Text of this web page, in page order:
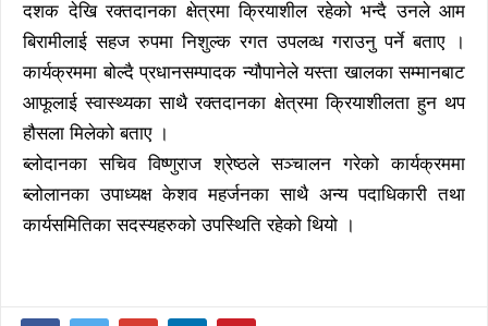
दशक देखि रक्तदानका क्षेत्रमा क्रियाशील रहेको भन्दै उनले आम
बिरामीलाई सहज रुपमा निशुल्क रगत उपलव्ध गराउनु पर्ने बताए ।
कार्यक्रममा बोल्दै प्रधानसम्पादक न्यौपानेले यस्ता खालका सम्मानबाट
आफूलाई स्वास्थ्यका साथै रक्तदानका क्षेत्रमा क्रियाशीलता हुन थप
हौसला मिलेको बताए ।
ब्लोदानका सचिव विष्णुराज श्रेष्ठले सञ्चालन गरेको कार्यक्रममा
ब्लोलानका उपाध्यक्ष केशव महर्जनका साथै अन्य पदाधिकारी तथा
कार्यसमितिका सदस्यहरुको उपस्थिति रहेको थियो ।